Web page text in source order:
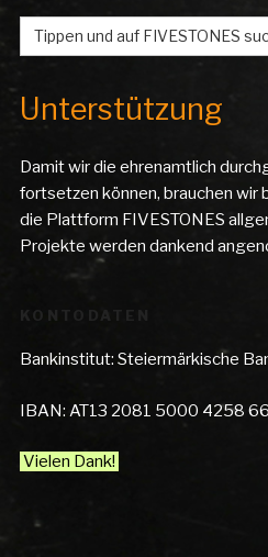
Search
for:
Unterstützung
Damit wir die ehrenamtlich
fortsetzen können, brauchen wir
die Plattform FIVESTONES
Projekte werden dankend
KONTODATEN
Bankinstitut: Steiermärkische
IBAN: AT13 2081 5000 4258
Vielen Dank!